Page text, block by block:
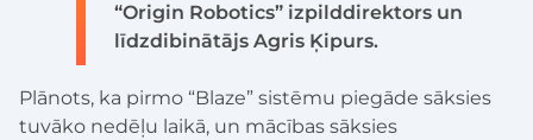
“Origin Robotics” izpilddirektors un
līdzdibinātājs Agris Ķipurs.
Plānots, ka pirmo “Blaze” sistēmu piegāde sāksies
tuvāko nedēļu laikā, un mācības sāksies